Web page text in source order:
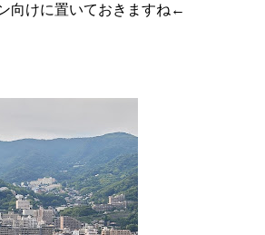
向けに置いておきますね←